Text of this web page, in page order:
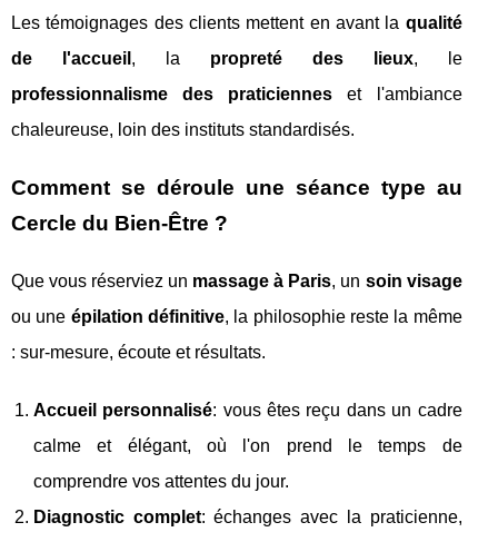
Les témoignages des clients mettent en avant la qualité
de l'accueil , la propreté des lieux, le
professionnalisme des praticiennes et l'ambiance
chaleureuse, loin des instituts standardisés.
Comment se déroule une séance type au
Cercle du Bien-Être ?
Que vous réserviez un massage à Paris, un soin visage
ou une épilation définitive, la philosophie reste la même
: sur-mesure, écoute et résultats.
Accueil personnalisé: vous êtes reçu dans un cadre
calme et élégant, où l'on prend le temps de
comprendre vos attentes du jour.
Diagnostic complet: échanges avec la praticienne,